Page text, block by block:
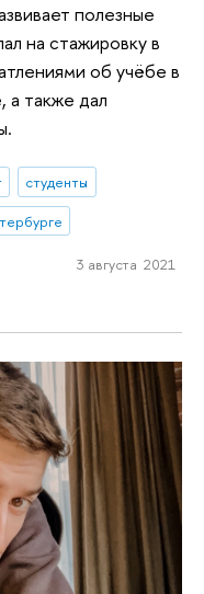
полезные
на стажировку в
об учёбе в
а также дал
студенты
3 августа 2021